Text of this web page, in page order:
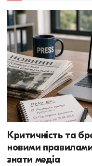
Критичність та
новими
знати медіа